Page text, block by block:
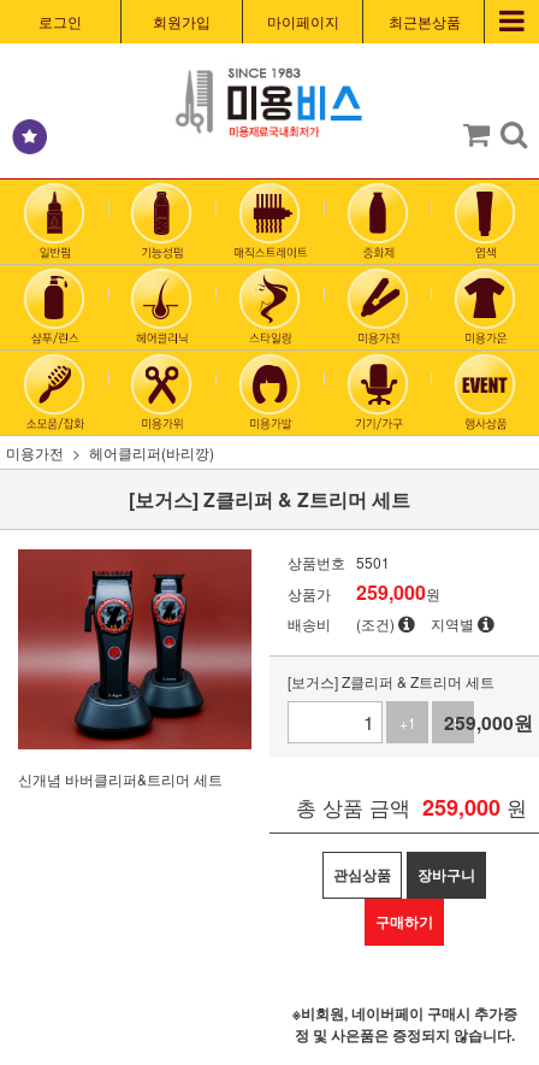
로그인 회원가입 마이페이지 최근본상품
미용가전 헤어클리퍼(바리깡)
[보거스] Z클리퍼 & Z트리머 세트
신개념 바버클리퍼&트리머 세트
상품번호 5501
상품가
259,000원
배송비
(조건) 지역별
[보거스] Z클리퍼 & Z트리머 세트
+1
-1
259,000원
총 상품 금액 259,000 원
관심상품 장바구니
구매하기
※비회원, 네이버페이 구매시 추가증
정 및 사은품은 증정되지 않습니다.